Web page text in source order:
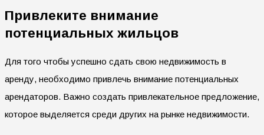
Привлеките внимание
потенциальных жильцов
Для того чтобы успешно сдать свою недвижимость в
аренду, необходимо привлечь внимание потенциальных
арендаторов. Важно создать привлекательное предложение,
которое выделяется среди других на рынке недвижимости.